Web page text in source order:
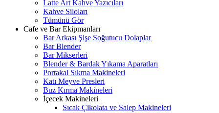
Latte Art Kahve Yazıcıları
Kahve Siloları
Tümünü Gör
Cafe ve Bar Ekipmanları
Bar Arkası Şişe Soğutucu Dolaplar
Bar Blender
Bar Mikserleri
Blender & Bardak Yıkama Aparatları
Portakal Sıkma Makineleri
Katı Meyve Presleri
Buz Kırma Makineleri
İçecek Makineleri
Sıcak Çikolata ve Salep Makineleri